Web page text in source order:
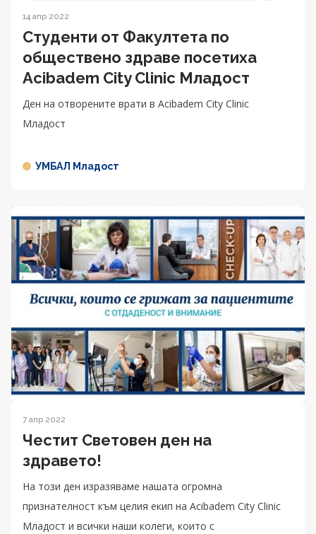
14 апр 2022
Студенти от Факултета по
обществено здраве посетиха
Acibadem City Clinic Младост
Ден на отворените врати в Acibadem City Clinic
Младост
УМБАЛ Младост
7 апр 2022
Честит Световен ден на
здравето!
На този ден изразяваме нашата огромна
признателност към целия екип на Acibadem City Clinic
Младост и всички наши колеги, които с